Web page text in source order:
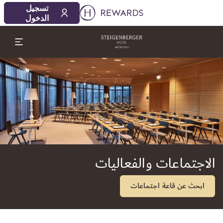
تسجيل
الدخول
الشريحة 1 من 1
الاجتماعات والفعاليات
ابحث عن قاعة اجتماعات